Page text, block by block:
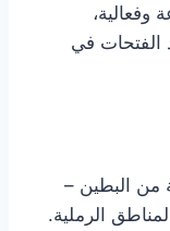
وفعالية،
الفتحات في
من البطين –
الرملية.